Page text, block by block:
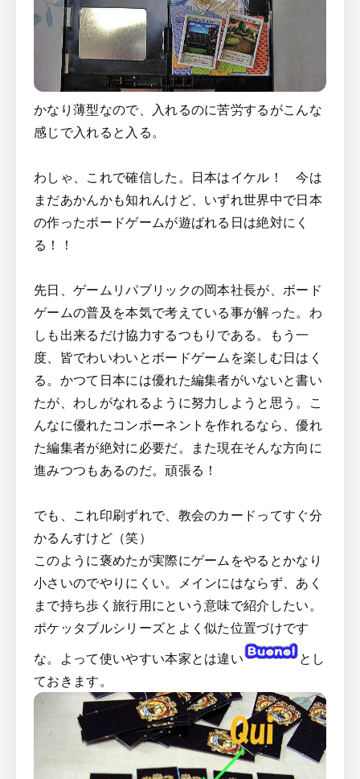
かなり薄型なので、入れるのに苦労するがこんな
感じで入れると入る。
わしゃ、これで確信した。日本はイケル！ 今は
まだあかんかも知れんけど、いずれ世界中で日本
の作ったボードゲームが遊ばれる日は絶対にく
る！！
先日、ゲームリパブリックの岡本社長が、ボード
ゲームの普及を本気で考えている事が解った。わ
しも出来るだけ協力するつもりである。もう一
度、皆でわいわいとボードゲームを楽しむ日はく
る。かつて日本には優れた編集者がいないと書い
たが、わしがなれるように努力しようと思う。こ
んなに優れたコンポーネントを作れるなら、優れ
た編集者が絶対に必要だ。また現在そんな方向に
進みつつもあるのだ。頑張る！
でも、これ印刷ずれで、教会のカードってすぐ分
かるんすけど（笑）
このように褒めたが実際にゲームをやるとかなり
小さいのでやりにくい。メインにはならず、あく
まで持ち歩く旅行用にという意味で紹介したい。
ポケッタブルシリーズとよく似た位置づけです
な。よって使いやすい本家とは違い
とし
ておきます。